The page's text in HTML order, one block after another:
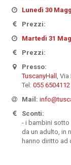
Lunedì 30
Prezzi:
Martedì 31
Prezzi:
Presso:
TuscanyHall ,
Tel: 055 6504112
Mail:
Sconti:
- i bambini sotto
da un adulto, in
hanno diritto ad